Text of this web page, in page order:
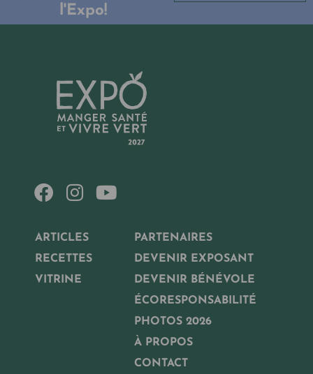
l'Expo!
ARTICLES
RECETTES
VITRINE
PARTENAIRES
DEVENIR EXPOSANT
DEVENIR BÉNÉVOLE
ÉCORESPONSABILITÉ
PHOTOS 2026
À PROPOS
CONTACT